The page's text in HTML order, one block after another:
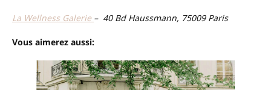
La Wellness Galerie – 40 Bd Haussmann, 75009 Paris
Vous aimerez aussi: